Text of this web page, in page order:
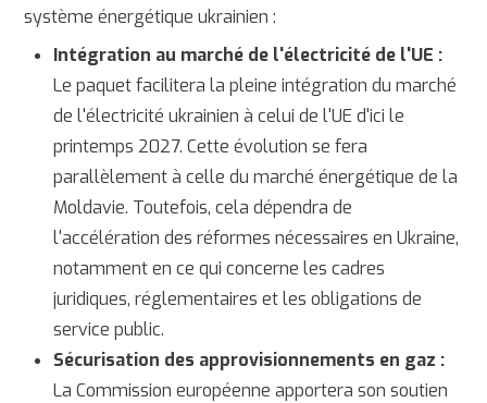
système énergétique ukrainien :
Intégration au marché de l'électricité de l'UE :
Le paquet facilitera la pleine intégration du marché
de l'électricité ukrainien à celui de l'UE d'ici le
printemps 2027. Cette évolution se fera
parallèlement à celle du marché énergétique de la
Moldavie. Toutefois, cela dépendra de
l'accélération des réformes nécessaires en Ukraine,
notamment en ce qui concerne les cadres
juridiques, réglementaires et les obligations de
service public.
Sécurisation des approvisionnements en gaz :
La Commission européenne apportera son soutien